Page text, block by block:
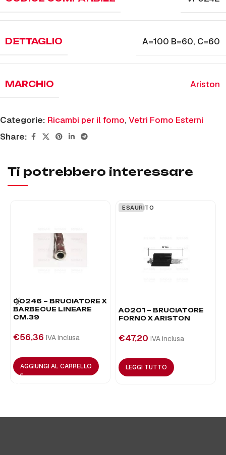
DETTAGLIO A=100 B=60, C=60
MARCHIO Ariston
Categorie: Ricambi per il forno, Vetri Forno Esterni
Share:
Ti potrebbero interessare
00246 – BRUCIATORE X
BARBECUE LINEARE
CM.39
€56,36 IVA inclusa
AGGIUNGI AL CARRELLO
ESAURITO
A0201 – BRUCIATORE
FORNO X ARISTON
€47,20 IVA inclusa
LEGGI TUTTO